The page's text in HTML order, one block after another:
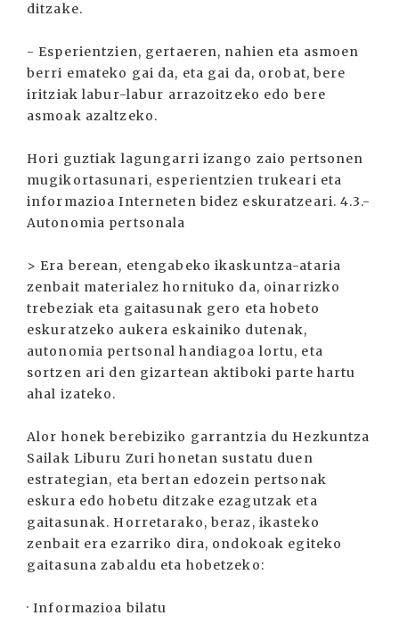
ditzake.
- Esperientzien, gertaeren, nahien eta asmoen
berri emateko gai da, eta gai da, orobat, bere
iritziak labur-labur arrazoitzeko edo bere
asmoak azaltzeko.
Hori guztiak lagungarri izango zaio pertsonen
mugikortasunari, esperientzien trukeari eta
informazioa Interneten bidez eskuratzeari. 4.3.-
Autonomia pertsonala
> Era berean, etengabeko ikaskuntza-ataria
zenbait materialez hornituko da, oinarrizko
trebeziak eta gaitasunak gero eta hobeto
eskuratzeko aukera eskainiko dutenak,
autonomia pertsonal handiagoa lortu, eta
sortzen ari den gizartean aktiboki parte hartu
ahal izateko.
Alor honek berebiziko garrantzia du Hezkuntza
Sailak Liburu Zuri honetan sustatu duen
estrategian, eta bertan edozein pertsonak
eskura edo hobetu ditzake ezagutzak eta
gaitasunak. Horretarako, beraz, ikasteko
zenbait era ezarriko dira, ondokoak egiteko
gaitasuna zabaldu eta hobetzeko:
· Informazioa bilatu